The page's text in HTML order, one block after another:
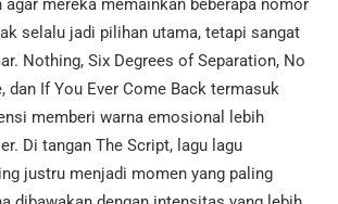
agar mereka memainkan beberapa nomor
selalu jadi pilihan utama, tetapi sangat
Nothing, Six Degrees of Separation, No
dan If You Ever Come Back termasuk
memberi warna emosional lebih
Di tangan The Script, lagu lagu
justru menjadi momen yang paling